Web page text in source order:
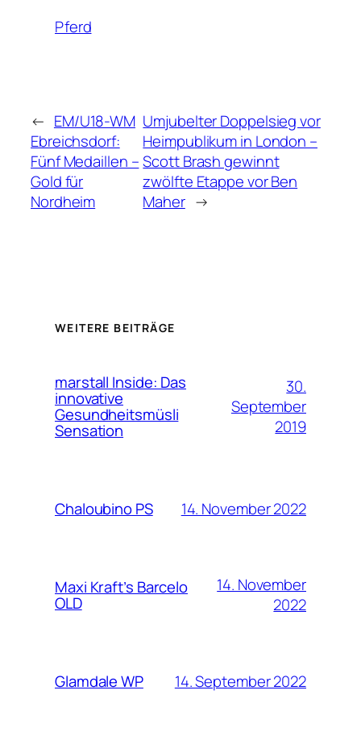
Pferd
← EM/U18-WM
Ebreichsdorf:
Fünf Medaillen –
Gold für
Nordheim
Umjubelter Doppelsieg vor
Heimpublikum in London –
Scott Brash gewinnt
zwölfte Etappe vor Ben
Maher →
WEITERE BEITRÄGE
marstall Inside: Das
innovative
Gesundheitsmüsli
Sensation
30.
September
2019
Chaloubino PS 14. November 2022
Maxi Kraft’s Barcelo
OLD
14. November
2022
Glamdale WP 14. September 2022